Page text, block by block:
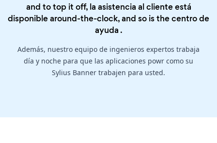
and to top it off, la asistencia al cliente está
disponible around-the-clock, and so is thecentro de
ayuda .
Además, nuestro equipo de ingenieros expertos trabaja
día y noche para que las aplicaciones powr como su
Sylius Banner trabajen para usted.